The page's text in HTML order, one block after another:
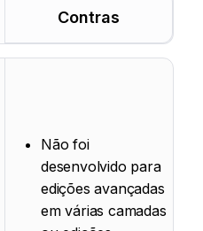
Contras
Não foi
desenvolvido para
edições avançadas
em várias camadas